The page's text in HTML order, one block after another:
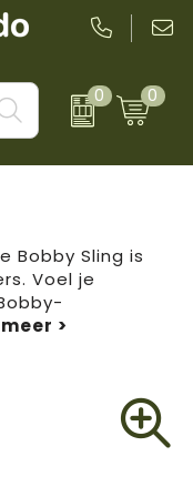
0 0
Bobby Sling is
Voel je